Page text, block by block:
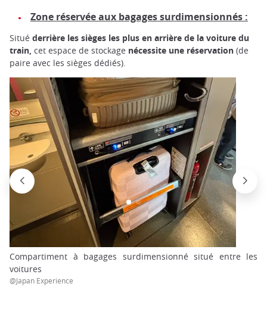
Zone réservée aux bagages surdimensionnés :
Situé derrière les sièges les plus en arrière de la voiture du
train, cet espace de stockage nécessite une réservation (de
paire avec les sièges dédiés).
Compartiment à bagages surdimensionné situé entre les
voitures
@Japan Experience